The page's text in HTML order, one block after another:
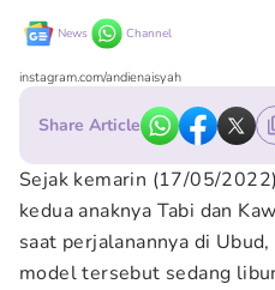
News Channel
instagram.com/andienaisyah
Share Article
Sejak kemarin (17/05/
kedua anaknya Tabi dan
saat perjalanannya di
model tersebut sedang